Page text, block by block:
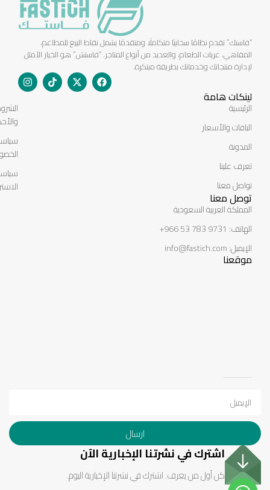
“فاستك” تقدم نظامًا سحابيًا متكاملًا ومتقدمًا يشمل نقاط البيع للمطاعم،
المقاهي، عربات الطعام، والعديد من أنواع المتاجر. “فاستش” هو الخيار الأمثل
لإدارة منتجاتك وخدماتك بطريقة مبتكرة.
لينكات هامة
الرئيسية
الباقات والأسعار
المدونة
تعرف علينا
تواصل معنا
توصل معنا
المملكة العربية السعودية
الهاتف: 966 53 783 9731+
الإيميل: info@fastich.com
موقعنا
اشترك في نشرتنا الإخبارية الآن
كن أول من يعرف. اشترك في نشرتنا الإخبارية اليوم.
ارسال